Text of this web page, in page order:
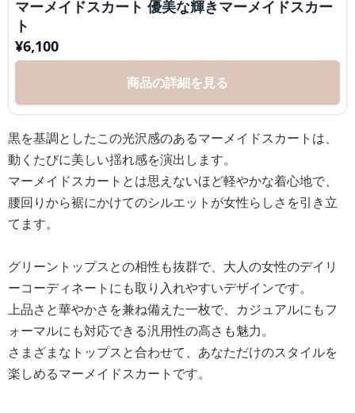
マーメイドスカート 優美な輝きマーメイドスカー
ト
¥6,100
商品の詳細を見る
黒を基調としたこの光沢感のあるマーメイドスカートは、
動くたびに美しい揺れ感を演出します。
マーメイドスカートとは思えないほど軽やかな着心地で、
腰回りから裾にかけてのシルエットが女性らしさを引き立
てます。
グリーントップスとの相性も抜群で、大人の女性のデイリ
ーコーディネートにも取り入れやすいデザインです。
上品さと華やかさを兼ね備えた一枚で、カジュアルにもフ
ォーマルにも対応できる汎用性の高さも魅力。
さまざまなトップスと合わせて、あなただけのスタイルを
楽しめるマーメイドスカートです。